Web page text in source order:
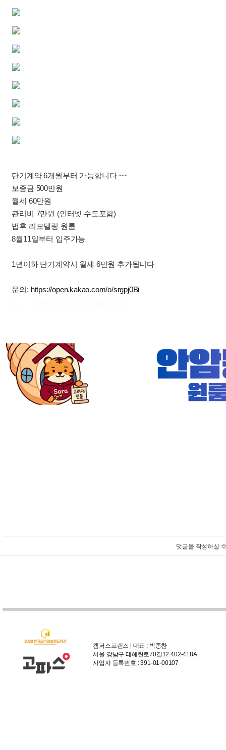
단기계약 6개월부터 가능합니다 ~~
보증금 500만원
월세 60만원
관리비 7만원 (인터넷 수도포함)
법후 리모델링 원룸
8월11일부터 입주가능
1년이하 단기계약시 월세 6만원 추가됩니다
문의: https://open.kakao.com/o/srgpj0Bi
댓글을 작성하실
캠퍼스프렌즈 | 대표 : 박종찬
서울 강남구 테헤란로70길12 402-418A
사업자 등록번호 : 391-01-00107